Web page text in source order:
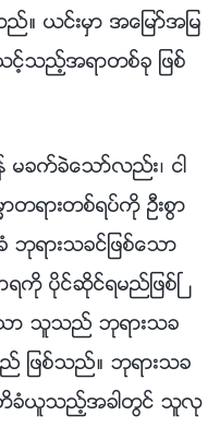
ယင္းမွာ အေျမာ္အျမ
သည့္အရာတစ္ခု ျဖစ္
မခက္ခဲေသာ္လည္း၊ ငါ
တရားတစ္ရပ္ကို ဦးစြာ
ရားသခင္ျဖစ္ေသာ
ပိုင္ဆိုင္ရမည္ျဖစ္ၿ
ေသာ သူသည္ ဘုရားသခ
ျဖစ္သည္။ ဘုရားသခ
ခံယူသည့္အခါတြင္ သူလု